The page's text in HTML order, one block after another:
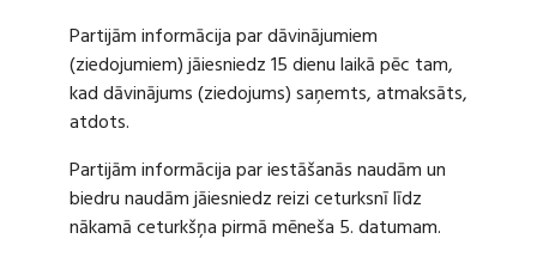
Partijām informācija par dāvinājumiem
(ziedojumiem) jāiesniedz 15 dienu laikā pēc tam,
kad dāvinājums (ziedojums) saņemts, atmaksāts,
atdots.
Partijām informācija par iestāšanās naudām un
biedru naudām jāiesniedz reizi ceturksnī līdz
nākamā ceturkšņa pirmā mēneša 5. datumam.